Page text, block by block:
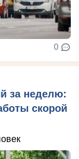
0
за неделю:
скорой